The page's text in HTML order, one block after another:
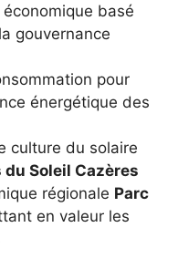
économique basé
gouvernance
pour
énergétique des
culture du solaire
Soleil Cazères
régionale Parc
en valeur les